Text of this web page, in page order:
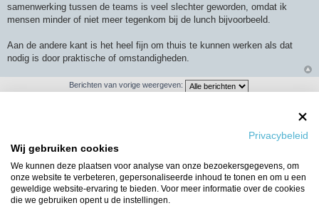
samenwerking tussen de teams is veel slechter geworden, omdat ik
mensen minder of niet meer tegenkom bij de lunch bijvoorbeeld.
Aan de andere kant is het heel fijn om thuis te kunnen werken als dat
nodig is door praktische of omstandigheden.
Berichten van vorige weergeven:
Plaats reactie
6526 berichten 1 … 432 433 434 435 436
Privacybeleid
Wij gebruiken cookies
We kunnen deze plaatsen voor analyse van onze bezoekersgegevens, om
onze website te verbeteren, gepersonaliseerde inhoud te tonen en om u een
geweldige website-ervaring te bieden. Voor meer informatie over de cookies
die we gebruiken opent u de instellingen.